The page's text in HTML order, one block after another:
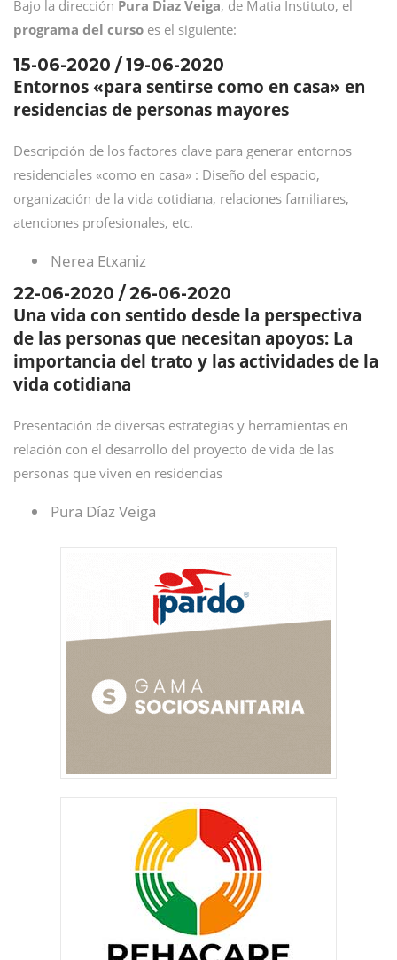
Bajo la dirección Pura Diaz Veiga, de Matia Instituto, el
programa del curso es el siguiente:
15-06-2020 / 19-06-2020
Entornos «para sentirse como en casa» en
residencias de personas mayores
Descripción de los factores clave para generar entornos
residenciales «como en casa» : Diseño del espacio,
organización de la vida cotidiana, relaciones familiares,
atenciones profesionales, etc.
Nerea Etxaniz
22-06-2020 / 26-06-2020
Una vida con sentido desde la perspectiva
de las personas que necesitan apoyos: La
importancia del trato y las actividades de la
vida cotidiana
Presentación de diversas estrategias y herramientas en
relación con el desarrollo del proyecto de vida de las
personas que viven en residencias
Pura Díaz Veiga